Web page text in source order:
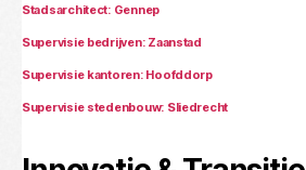
Stadsarchitect: Gennep
Supervisie bedrijven: Zaanstad
Supervisie kantoren: Hoofddorp
Supervisie stedenbouw: Sliedrecht